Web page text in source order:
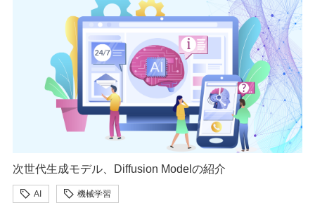
次世代生成モデル、Diffusion Modelの紹介
AI 機械学習